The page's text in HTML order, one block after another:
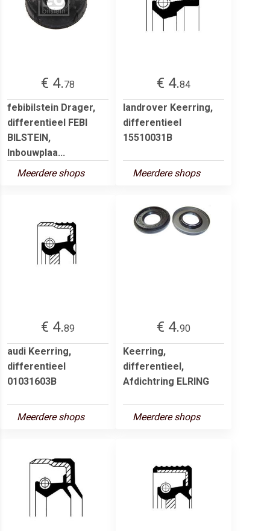
€ 4.78
febibilstein Drager,
differentieel FEBI
BILSTEIN,
Inbouwplaa...
Meerdere shops
€ 4.84
landrover Keerring,
differentieel
15510031B
Meerdere shops
€ 4.89
audi Keerring,
differentieel
01031603B
Meerdere shops
€ 4.90
Keerring,
differentieel,
Afdichtring ELRING
Meerdere shops